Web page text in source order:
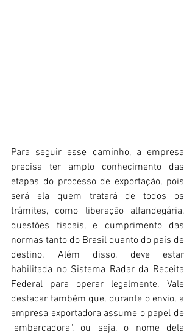
Para seguir esse caminho, a empresa
precisa ter amplo conhecimento das
etapas do processo de exportação, pois
será ela quem tratará de todos os
trâmites, como liberação alfandegária,
questões fiscais, e cumprimento das
normas tanto do Brasil quanto do país de
destino. Além disso, deve estar
habilitada no Sistema Radar da Receita
Federal para operar legalmente. Vale
destacar também que, durante o envio, a
empresa exportadora assume o papel de
"embarcadora", ou seja, o nome dela